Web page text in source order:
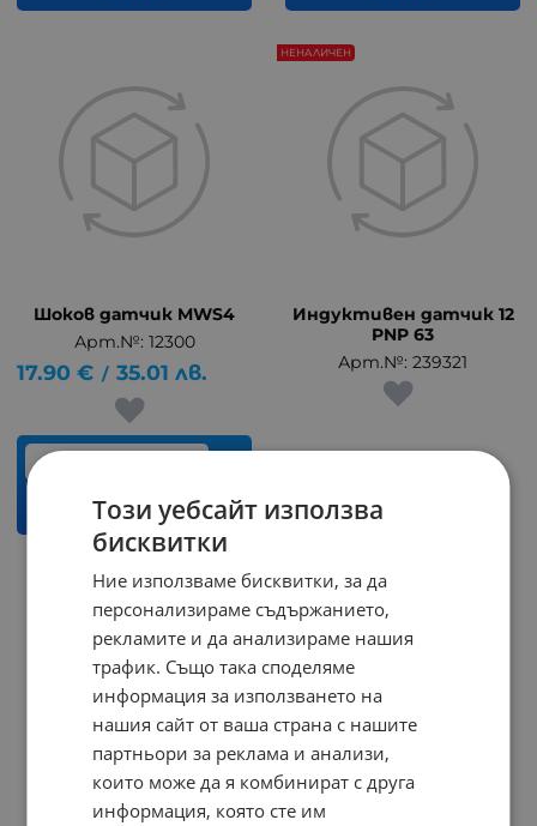
Шоков датчик MWS4
Арт.№: 12300
17.90 € / 35.01 лв.
КУПИ
Индуктивен датчик 12
PNP 63
Арт.№: 239321
НЕНАЛИЧЕН
На страница по:
Този уебсайт използва
бисквитки
Ние използваме бисквитки, за да
персонализираме съдържанието,
рекламите и да анализираме нашия
трафик. Също така споделяме
информация за използването на
нашия сайт от ваша страна с нашите
партньори за реклама и анализи,
които може да я комбинират с друга
информация, която сте им